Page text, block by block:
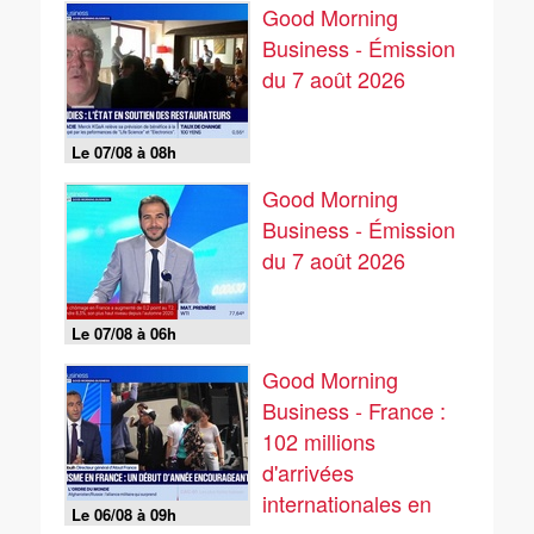
Le 07/08 à 08h
Good Morning
Business - Émission
du 7 août 2026
Le 07/08 à 06h
Good Morning
Business - Émission
du 7 août 2026
Le 06/08 à 09h
Good Morning
Business - France :
102 millions
d'arrivées
internationales en